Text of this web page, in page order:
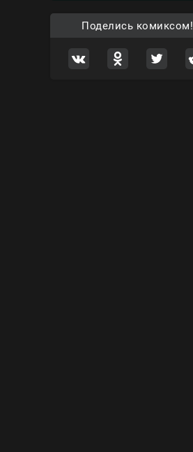
Поделись комиксом!